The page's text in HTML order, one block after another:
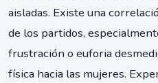
aisladas. Existe una
de los partidos,
frustración o euforia
física hacia las mujeres.